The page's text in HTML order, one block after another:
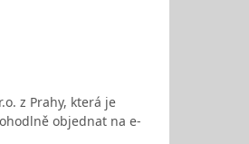
z Prahy, která je
objednat na e-